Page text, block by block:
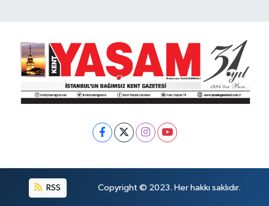
RSS Copyright © 2023. Her hakkı saklıdır.